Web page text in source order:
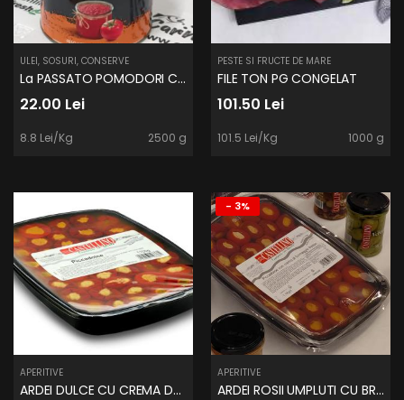
ULEI, SOSURI, CONSERVE
La PASSATO POMODORI CIAO 2500G
22.00 Lei
8.8 Lei/Kg 2500 g
PESTE SI FRUCTE DE MARE
FILE TON PG CONGELAT
101.50 Lei
101.5 Lei/Kg 1000 g
APERITIVE
ARDEI DULCE CU CREMA DE BRANZA PROASPATA 1,1Kg
- 3%
APERITIVE
ARDEI ROSII UMPLUTI CU BRANZA 1,1Kg